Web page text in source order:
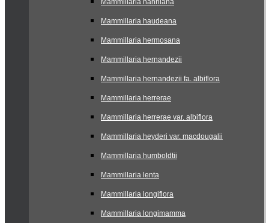
Mammillaria hahniana
Mammillaria haudeana
Mammillaria hermosana
Mammillaria hernandezii
Mammillaria hernandezii fa. albiflora
Mammillaria herrerae
Mammillaria herrerae var. albiflora
Mammillaria heyderi var. macdougalii
Mammillaria humboldtii
Mammillaria lenta
Mammillaria longiflora
Mammillaria longimamma